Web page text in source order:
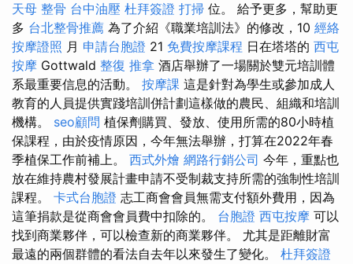
天母 整骨 台中油壓 杜拜簽證 打掃 位。 給予更多，幫助更
多 台北整骨推薦 為了介紹《職業培訓法》的修改，10 經絡
按摩證照 月 申請台胞證 21 免費按摩課程 日在塔塔的 西屯
按摩 Gottwald 整復 推拿 酒店舉辦了一場關於雙元培訓體
系最重要信息的活動。 按摩課 這是針對為學生或參加成人
教育的人員提供實踐培訓併計劃這樣做的農民、組織和培訓
機構。 seo顧問 植保劑購買、發放、使用所需的80小時植
保課程，由於疫情原因，今年無法舉辦，打算在2022年春
季植保工作前補上。 西式外燴 網路行銷公司 今年，重點也
放在維持農村發展計畫申請不受制裁支持所需的強制性培訓
課程。 卡式台胞證 志工商會會員無需支付額外費用，因為
這筆捐款是從商會會員費中扣除的。 台胞證 西屯按摩 可以
找到商業夥伴，可以檢查新的商業夥伴。 尤其是距離財富
最遠的兩個群體的看法自去年以來發生了變化。 杜拜簽證